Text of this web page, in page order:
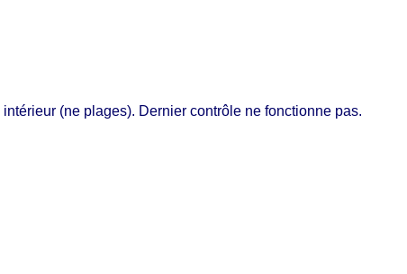
intérieur (ne plages). Dernier contrôle ne fonctionne pas.